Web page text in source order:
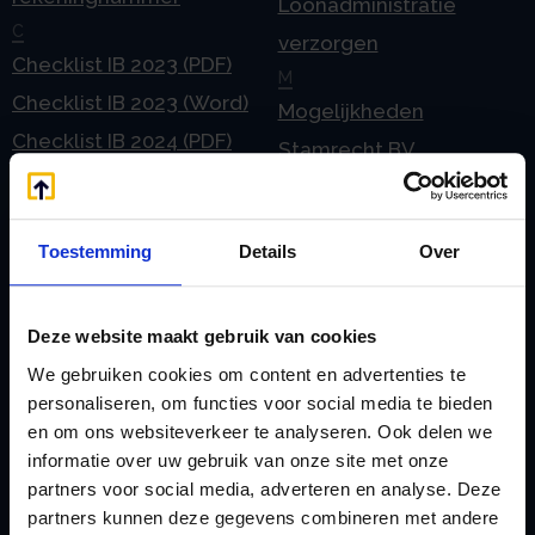
Toestemming Details Over
Deze website maakt gebruik van cookies
We gebruiken cookies om content en advertenties te
personaliseren, om functies voor social media te bieden
en om ons websiteverkeer te analyseren. Ook delen we
informatie over uw gebruik van onze site met onze
partners voor social media, adverteren en analyse. Deze
partners kunnen deze gegevens combineren met andere
C
Checklist IB 2023 (PDF)
Checklist IB 2023 (Word)
Checklist IB 2024 (PDF)
Checklist IB 2024 (Word)
Checklist IB 2025 (PDF)
Checklist IB 2025 (Word)
Contact
eHerkenning voor uw
Stamrecht BV
Emigratie
Emigratie Pensioen BV
Loonadministratie
verzorgen
M
Mogelijkheden
Stamrecht BV
ODV BV
Ontbinden Stamrecht
Onzakelijke lening
Stamrecht BV
Oprichten BV door
StamrechtBV.com
Overdracht vanuit
banksparen